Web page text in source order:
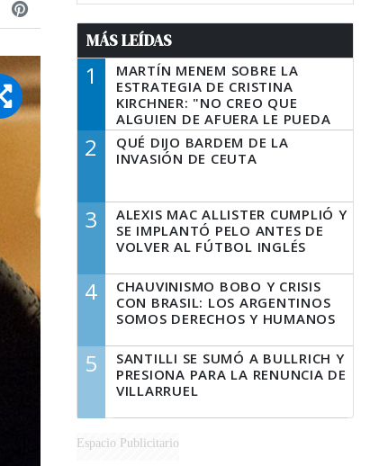
MÁS LEÍDAS
1
MARTÍN MENEM SOBRE LA
ESTRATEGIA DE CRISTINA
KIRCHNER: "NO CREO QUE
ALGUIEN DE AFUERA LE PUEDA
DECIR A LA JUSTICIA LO QUE
TIENE QUE HACER"
2
QUÉ DIJO BARDEM DE LA
INVASIÓN DE CEUTA
3
ALEXIS MAC ALLISTER CUMPLIÓ Y
SE IMPLANTÓ PELO ANTES DE
VOLVER AL FÚTBOL INGLÉS
4
CHAUVINISMO BOBO Y CRISIS
CON BRASIL: LOS ARGENTINOS
SOMOS DERECHOS Y HUMANOS
5
SANTILLI SE SUMÓ A BULLRICH Y
PRESIONA PARA LA RENUNCIA DE
VILLARRUEL
Espacio Publicitario